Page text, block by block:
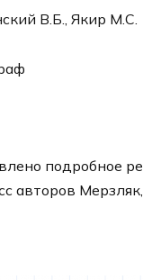
В.Б., Якир М.С.
подробное
авторов